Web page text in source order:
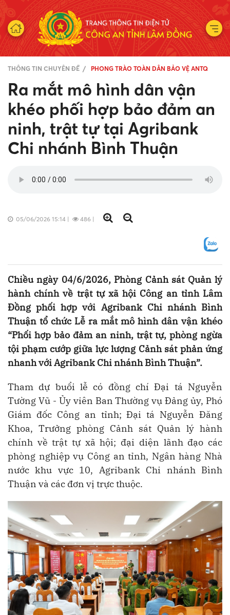
THÔNG TIN CHUYÊN ĐỀ PHONG TRÀO TOÀN DÂN BẢO VỆ ANTQ
Ra mắt mô hình dân vận
khéo phối hợp bảo đảm an
ninh, trật tự tại Agribank
Chi nhánh Bình Thuận
05/06/2026 15:14 | 486 |
Chiều ngày 04/6/2026, Phòng Cảnh sát Quản lý
hành chính về trật tự xã hội Công an tỉnh Lâm
Đồng phối hợp với Agribank Chi nhánh Bình
Thuận tổ chức Lễ ra mắt mô hình dân vận khéo
“Phối hợp bảo đảm an ninh, trật tự, phòng ngừa
tội phạm cướp giữa lực lượng Cảnh sát phản ứng
nhanh với Agribank Chi nhánh Bình Thuận”.
Tham dự buổi lễ có đồng chí Đại tá Nguyễn
Tường Vũ - Ủy viên Ban Thường vụ Đảng ủy, Phó
Giám đốc Công an tỉnh; Đại tá Nguyễn Đăng
Khoa, Trưởng phòng Cảnh sát Quản lý hành
chính về trật tự xã hội; đại diện lãnh đạo các
phòng nghiệp vụ Công an tỉnh, Ngân hàng Nhà
nước khu vực 10, Agribank Chi nhánh Bình
Thuận và các đơn vị trực thuộc.